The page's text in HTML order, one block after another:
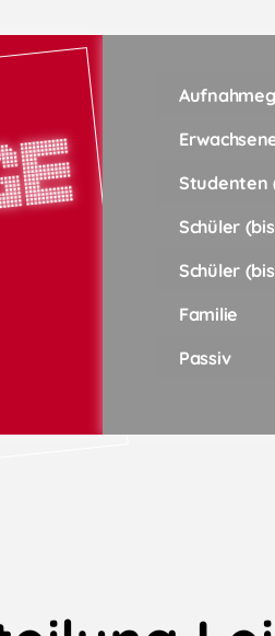
Studenten
Schüler
Schüler
Familie
Passiv